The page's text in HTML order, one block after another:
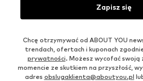
Zapisz się
Chcę otrzymywać od ABOUT YOU
trendach, ofertach i kuponach
prywatności. Możesz wycofać swoją
momencie ze skutkiem na przyszłość,
adres obslugaklienta@aboutyou.pl